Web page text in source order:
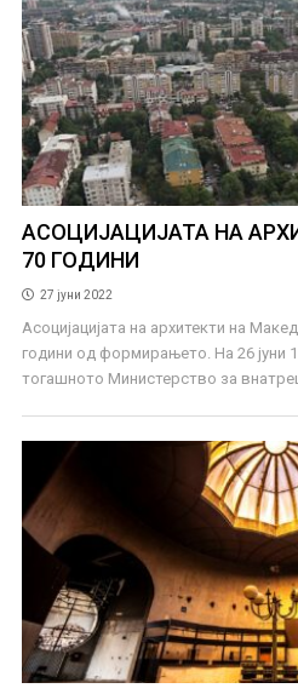
АСОЦИЈАЦИЈАТА НА
70 ГОДИНИ
27 јуни 2022
Асоцијацијата на архитекти на
години од формирањето. На 26 јуни
тогашното Министерство за